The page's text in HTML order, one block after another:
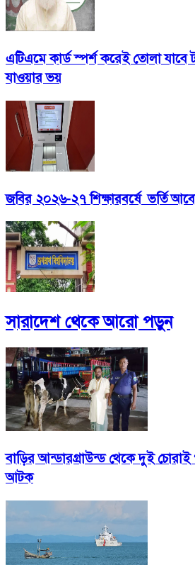
এটিএমে কার্ড স্পর্শ করেই তোলা
যাওয়ার ভয়
জবির ২০২৬-২৭ শিক্ষারবর্ষে ভর্তি
সারাদেশথেকে আরো পড়ুন
বাড়ির আন্ডারগ্রাউন্ড থেকে দুই
আটক